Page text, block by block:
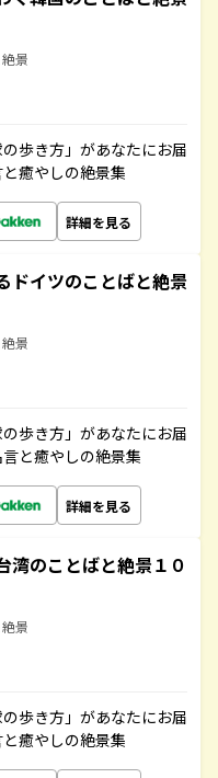
景
歩き方」があなたにお届
癒やしの絶景集
詳細を見る
ドイツのことばと絶景
景
歩き方」があなたにお届
と癒やしの絶景集
詳細を見る
湾のことばと絶景１０
景
歩き方」があなたにお届
癒やしの絶景集